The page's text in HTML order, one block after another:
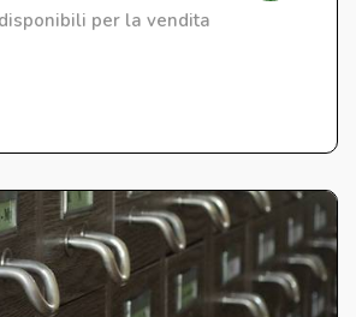
per la vendita